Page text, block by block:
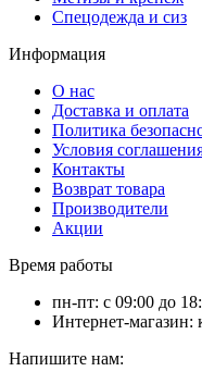
Спецодежда и сиз
Информация
О нас
Доставка и оплата
Политика
Условия
Контакты
Возврат товара
Производители
Акции
Время работы
пн-пт: с 09:00 до
Интернет-магазин:
Напишите нам: